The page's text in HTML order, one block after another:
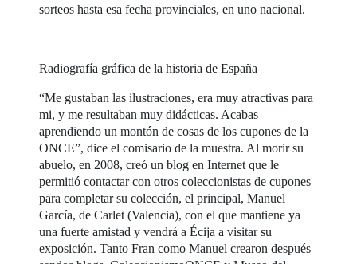
sorteos hasta esa fecha provinciales, en uno nacional.
Radiografía gráfica de la historia de España
“Me gustaban las ilustraciones, era muy atractivas para
mi, y me resultaban muy didácticas. Acabas
aprendiendo un montón de cosas de los cupones de la
ONCE”, dice el comisario de la muestra. Al morir su
abuelo, en 2008, creó un blog en Internet que le
permitió contactar con otros coleccionistas de cupones
para completar su colección, el principal, Manuel
García, de Carlet (Valencia), con el que mantiene ya
una fuerte amistad y vendrá a Écija a visitar su
exposición. Tanto Fran como Manuel crearon después